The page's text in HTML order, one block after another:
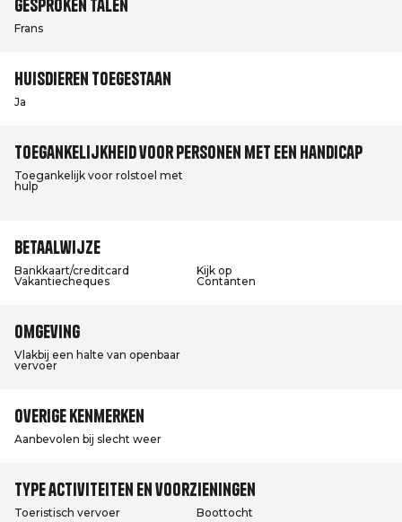
Gesproken talen
Frans
Huisdieren toegestaan
Ja
Toegankelijkheid voor personen met een handicap
Toegankelijk voor rolstoel met
hulp
Betaalwijze
Bankkaart/creditcard
Kijk op
Vakantiecheques
Contanten
Omgeving
Vlakbij een halte van openbaar
vervoer
Overige kenmerken
Aanbevolen bij slecht weer
Type activiteiten en voorzieningen
Toeristisch vervoer Boottocht